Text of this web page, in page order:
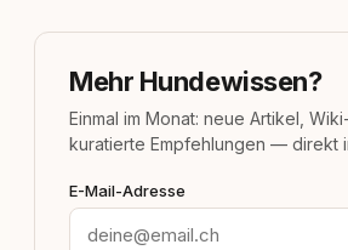
Mehr Hundewissen?
Einmal im Monat: neue Artikel,
kuratierte Empfehlungen — direkt
E-Mail-Adresse